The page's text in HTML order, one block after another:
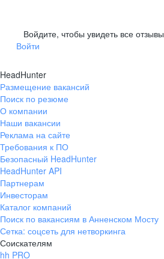
Войдите, чтобы увидеть все отзывы
Войти
HeadHunter
Размещение вакансий
Поиск по резюме
О компании
Наши вакансии
Реклама на сайте
Требования к ПО
Безопасный HeadHunter
HeadHunter API
Партнерам
Инвесторам
Каталог компаний
Поиск по вакансиям в Анненском Мосту
Сетка: соцсеть для нетворкинга
Соискателям
hh PRO